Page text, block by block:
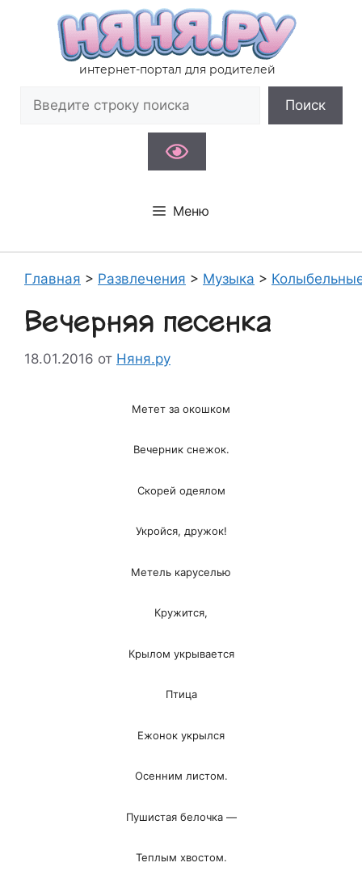
содержимому
интернет-портал для родителей
Поиск
Меню
Главная > Развлечения > Музыка >
Вечерняя песенка
18.01.2016 от Няня.ру
Метет за окошком
Вечерник снежок.
Скорей одеялом
Укройся, дружок!
Метель каруселью
Кружится,
Крылом укрывается
Птица
Ежонок укрылся
Осенним листом.
Пушистая белочка —
Теплым хвостом.